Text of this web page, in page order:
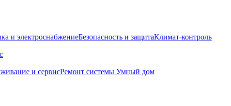
и электроснабжениеБезопасность и защитаКлимат-контроль
и сервисРемонт системы Умный дом